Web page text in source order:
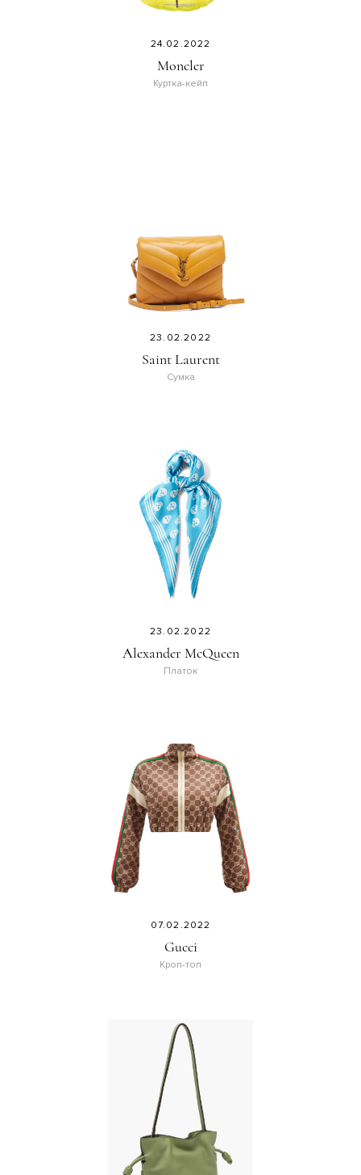
24.02.2022
Moncler
Куртка-кейп
23.02.2022
Saint Laurent
Сумка
23.02.2022
Alexander McQueen
Платок
07.02.2022
Gucci
Кроп-топ